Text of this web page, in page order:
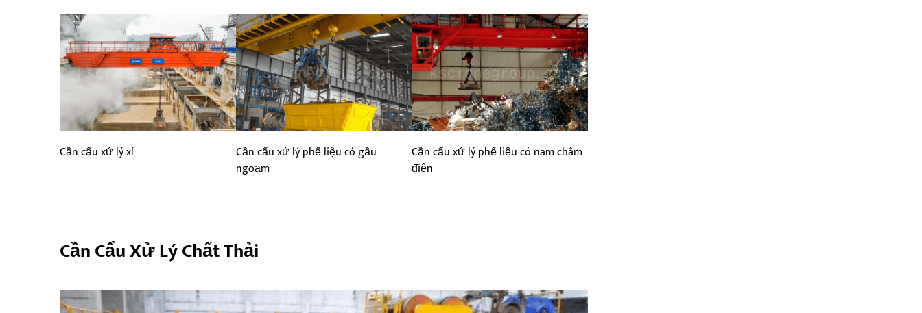
Cần cẩu xử lý xỉ
Cần cẩu xử lý phế liệu có gầu
ngoạm
Cần cẩu xử lý phế liệu có nam châm
điện
Cần Cẩu Xử Lý Chất Thải